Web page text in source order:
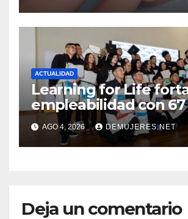
con potencial
ACTUALIDAD
Learning for Life
empleabilidad con 67
inserción laboral y
abierta su
AGO 4, 2026 DEMUJERES.NET
Deja un comentario